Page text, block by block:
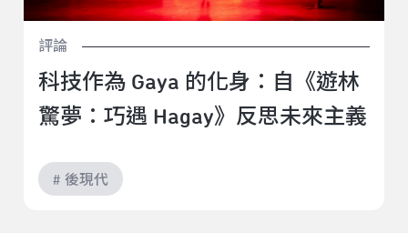
評論
科技作為 Gaya 的化身：自《遊林
驚夢：巧遇 Hagay》反思未來主義
# 後現代